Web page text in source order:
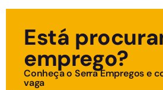
Está
emprego?
Conheça o Serra Empregos e
vaga